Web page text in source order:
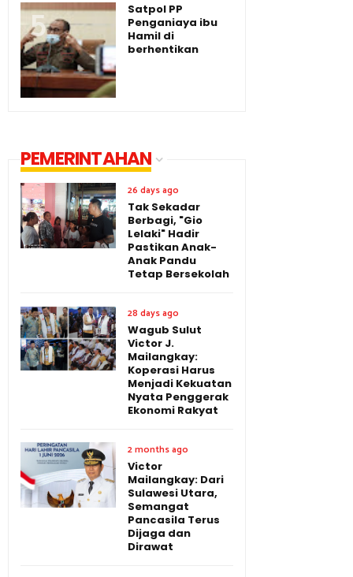
Satpol PP
Penganiaya ibu
Hamil di
berhentikan
PEMERINTAHAN
26 days ago
Tak Sekadar
Berbagi, "Gio
Lelaki" Hadir
Pastikan Anak-
Anak Pandu
Tetap Bersekolah
28 days ago
Wagub Sulut
Victor J.
Mailangkay:
Koperasi Harus
Menjadi Kekuatan
Nyata Penggerak
Ekonomi Rakyat
2 months ago
Victor
Mailangkay: Dari
Sulawesi Utara,
Semangat
Pancasila Terus
Dijaga dan
Dirawat